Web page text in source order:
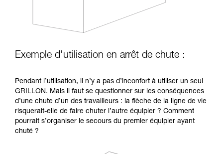
Exemple d'utilisation en arrêt de chute :
Pendant l’utilisation, il n’y a pas d’inconfort à utiliser un seul
GRILLON. Mais il faut se questionner sur les conséquences
d’une chute d’un des travailleurs : la flèche de la ligne de vie
risquerait-elle de faire chuter l’autre équipier ? Comment
pourrait s’organiser le secours du premier équipier ayant
chuté ?